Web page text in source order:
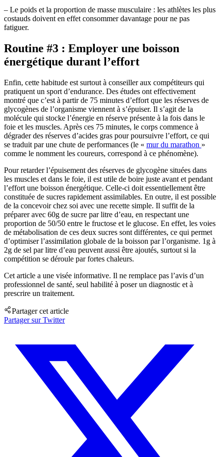
– Le poids et la proportion de masse musculaire : les athlètes les plus
costauds doivent en effet consommer davantage pour ne pas
fatiguer.
Routine #3 : Employer une boisson
énergétique durant l’effort
Enfin, cette habitude est surtout à conseiller aux compétiteurs qui
pratiquent un sport d’endurance. Des études ont effectivement
montré que c’est à partir de 75 minutes d’effort que les réserves de
glycogènes de l’organisme viennent à s’épuiser. Il s’agit de la
molécule qui stocke l’énergie en réserve présente à la fois dans le
foie et les muscles. Après ces 75 minutes, le corps commence à
dégrader des réserves d’acides gras pour poursuivre l’effort, ce qui
se traduit par une chute de performances (le « mur du marathon »
comme le nomment les coureurs, correspond à ce phénomène).
Pour retarder l’épuisement des réserves de glycogène situées dans
les muscles et dans le foie, il est utile de boire juste avant et pendant
l’effort une boisson énergétique. Celle-ci doit essentiellement être
constituée de sucres rapidement assimilables. En outre, il est possible
de la concevoir chez soi avec une recette simple. Il suffit de la
préparer avec 60g de sucre par litre d’eau, en respectant une
proportion de 50/50 entre le fructose et le glucose. En effet, les voies
de métabolisation de ces deux sucres sont différentes, ce qui permet
d’optimiser l’assimilation globale de la boisson par l’organisme. 1g à
2g de sel par litre d’eau peuvent aussi être ajoutés, surtout si la
compétition se déroule par fortes chaleurs.
Cet article a une visée informative. Il ne remplace pas l’avis d’un
professionnel de santé, seul habilité à poser un diagnostic et à
prescrire un traitement.
Partager cet article
Partager sur Twitter